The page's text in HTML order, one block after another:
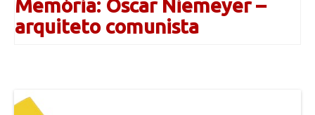
Memória: Oscar Niemeyer –
arquiteto comunista